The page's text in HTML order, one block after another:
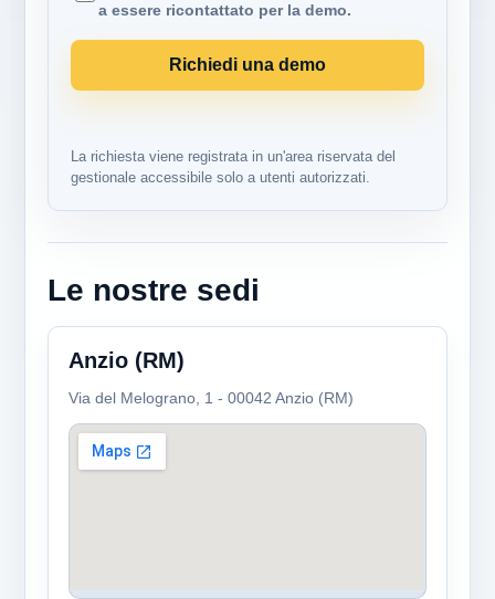
a essere ricontattato per la demo.
Richiedi una demo
La richiesta viene registrata in un'area riservata del
gestionale accessibile solo a utenti autorizzati.
Le nostre sedi
Anzio (RM)
Via del Melograno, 1 - 00042 Anzio (RM)